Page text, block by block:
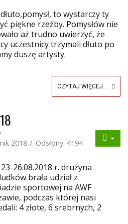
to wystarczy ty
piękne rzeźby. Pomysłów nie
aż trudno uwierzyć, że
uczestnicy trzymali dłuto po
duszę artysty.
CZYTAJ WIĘCEJ...
2018
Odsłony: 4194
26.08.2018 r. drużyna
brała udział z
sportowej na AWF
podczas której nasi
4 złote, 6 srebrnych, 2